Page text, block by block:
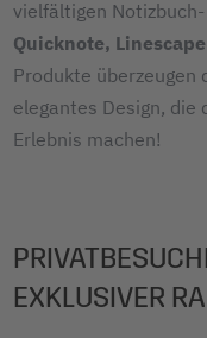
vielfältigen
Quicknote, Linescape
Produkte überzeugen
elegantes Design, die
Erlebnis machen!
EXKLUSIVER